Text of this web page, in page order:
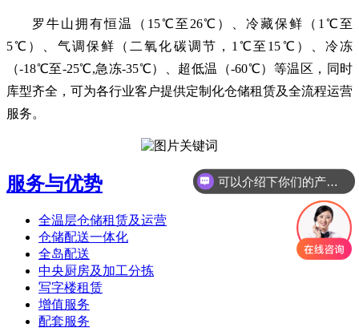
罗牛山拥有恒温（15℃至26℃）、冷藏保鲜（1℃至
5℃）、气调保鲜（二氧化碳调节，1℃至15℃）、冷冻
（-18℃至-25℃,急冻-35℃）、超低温（-60℃）等温区，同时
库型齐全，可为各行业客户提供定制化仓储租赁及全流程运营
服务。
服务与优势
全温层仓储租赁及运营
仓储配送一体化
全岛配送
中央厨房及加工分拣
写字楼租赁
增值服务
配套服务
可以介绍下你们的产品么